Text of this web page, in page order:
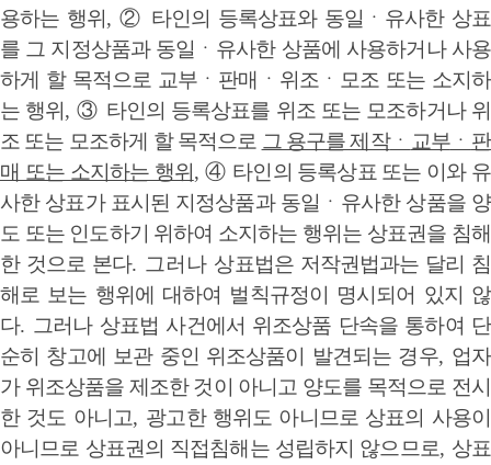
용하는 행위 ,② 타인의 등록상표와 동일 ㆍ 유사한 상표
를 그 지정상품과 동일 ㆍ 유사한 상품에 사용하거나 사용
하게 할 목적으로 교부 ㆍ 판매 ㆍ 위조 ㆍ 모조 또는 소지하
는 행위 ,③ 타인의 등록상표를 위조 또는 모조하거나 위
조 또는 모조하게 할 목적으로 그 용구를 제작ㆍ 교부ㆍ 판
매 또는 소지하는 행위 ,④ 타인의 등록상표 또는 이와 유
사한 상표가 표시된 지정상품과 동일 ㆍ 유사한 상품을 양
도 또는 인도하기 위하여 소지하는 행위 는 상표권을 침해
한 것으로 본다. 그러나 상표법은 저작권법과는 달리 침
해로 보는 행위에 대하여 벌칙규정이 명시되어 있지 않
다. 그러나 상표법 사건에서 위조상품 단속을 통하여 단
순히 창고에 보관 중인 위조상품이 발견되는 경우, 업자
가 위조상품을 제조한 것이 아니고 양도를 목적으로 전시
한 것도 아니고, 광고한 행위도 아니므로 상표의 사용이
아니므로 상표권의 직접침해는 성립하지 않으므로, 상표